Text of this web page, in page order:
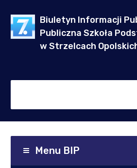
Biuletyn Informacji
Publiczna Szkoła
w Strzelcach
Menu BIP